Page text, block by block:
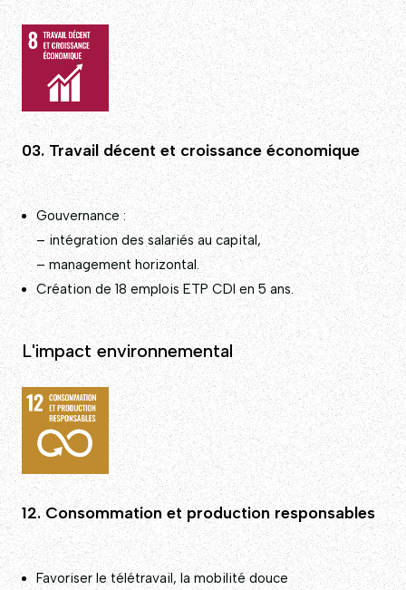
03. Travail décent et croissance économique
Gouvernance :
– intégration des salariés au capital,
– management horizontal.
Création de 18 emplois ETP CDI en 5 ans.
L'impact environnemental
12. Consommation et production responsables
Favoriser le télétravail, la mobilité douce